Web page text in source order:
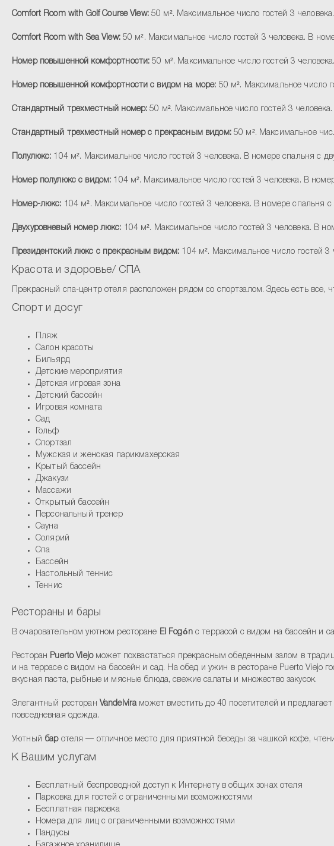
Comfort Room with Golf Course View:50 м². Максимальное число гостей 3
Comfort Room with Sea View:50 м². Максимальное число гостей 3 человека. В
Номер повышенной комфортности: 50 м². Максимальное число гостей 3
Номер повышенной комфортности с видом на море: 50 м². Максимальное число
Стандартный трехместный номер: 50 м². Максимальное число гостей 3
Стандартный трехместный номер с прекрасным видом:50 м². Максимальное
Полулюкс: 104 м². Максимальное число гостей 3 человека. В номере спальня с
Номер полулюкс с видом: 104 м². Максимальное число гостей 3 человека. В
Номер-люкс: 104 м². Максимальное число гостей 3 человека. В номере спальня
Двухуровневый номер люкс: 104 м². Максимальное число гостей 3 человека. В
Президентский люкс с прекрасным видом: 104 м². Максимальное число гостей 3
Красота и здоровье/ СПА
Прекрасный спа-центр отеля расположен рядом со спортзалом. Здесь есть
Спорт и досуг
Пляж
Салон красоты
Бильярд
Детские мероприятия
Детская игровая зона
Детский бассейн
Игровая комната
Сад
Гольф
Спортзал
Мужская и женская парикмахерская
Крытый бассейн
Джакузи
Массажи
Открытый бассейн
Персональный тренер
Сауна
Солярий
Спа
Бассейн
Настольный теннис
Теннис
Рестораны и бары
В очаровательном уютном ресторане El Fogónс террасой с видом на бассейн и
Ресторан Puerto Viejoможет похвастаться прекрасным обеденным залом в
и на террасе с видом на бассейн и сад. На обед и ужин в ресторане Puerto Viejo
вкусная паста, рыбные и мясные блюда, свежие салаты и множество закусок.
Элегантный ресторан Vandelviraможет вместить до 40 посетителей и
повседневная одежда.
Уютный баротеля — отличное место для приятной беседы за чашкой кофе,
К Вашим услугам
Бесплатный беспроводной доступ к Интернету в общих зонах отеля
Парковка для гостей с ограниченными возможностями
Бесплатная парковка
Номера для лиц с ограниченными возможностями
Пандусы